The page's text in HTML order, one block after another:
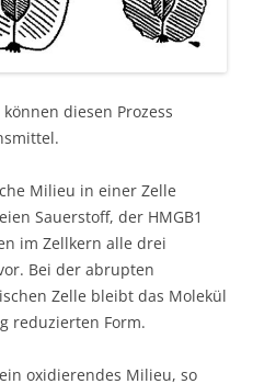
diesen Prozess
Milieu in einer Zelle
Sauerstoff, der HMGB1
im Zellkern alle drei
Bei der abrupten
Zelle bleibt das Molekül
reduzierten Form.
oxidierendes Milieu, so